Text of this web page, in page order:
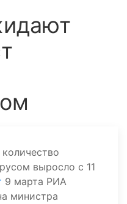
выросло с 11
9 марта РИА
министра